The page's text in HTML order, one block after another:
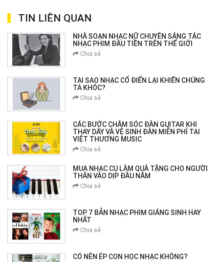
TIN LIÊN QUAN
NHÀ SOẠN NHẠC NỮ CHUYÊN SÁNG TÁC
NHẠC PHIM ĐẦU TIỀN TRÊN THẾ GIỚI
Chia sẻ
TẠI SAO NHẠC CỔ ĐIỂN LẠI KHIẾN CHÚNG
TA KHÓC?
Chia sẻ
CÁC BƯỚC CHĂM SÓC ĐÀN GUITAR KHI
THAY DÂY VÀ VỆ SINH ĐÀN MIỄN PHÍ TẠI
VIỆT THƯƠNG MUSIC
Chia sẻ
MUA NHẠC CỤ LÀM QUÀ TẶNG CHO NGƯỜI
THÂN VÀO DỊP ĐẦU NĂM
Chia sẻ
TOP 7 BẢN NHẠC PHIM GIÁNG SINH HAY
NHẤT
Chia sẻ
CÓ NÊN ÉP CON HỌC NHẠC KHÔNG?